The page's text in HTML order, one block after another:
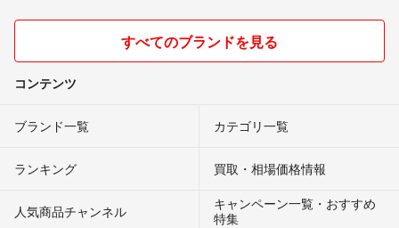
すべてのブランドを見る
コンテンツ
ブランド一覧 カテゴリ一覧
ランキング 買取・相場価格情報
人気商品チャンネル
キャンペーン一覧・おすすめ
特集